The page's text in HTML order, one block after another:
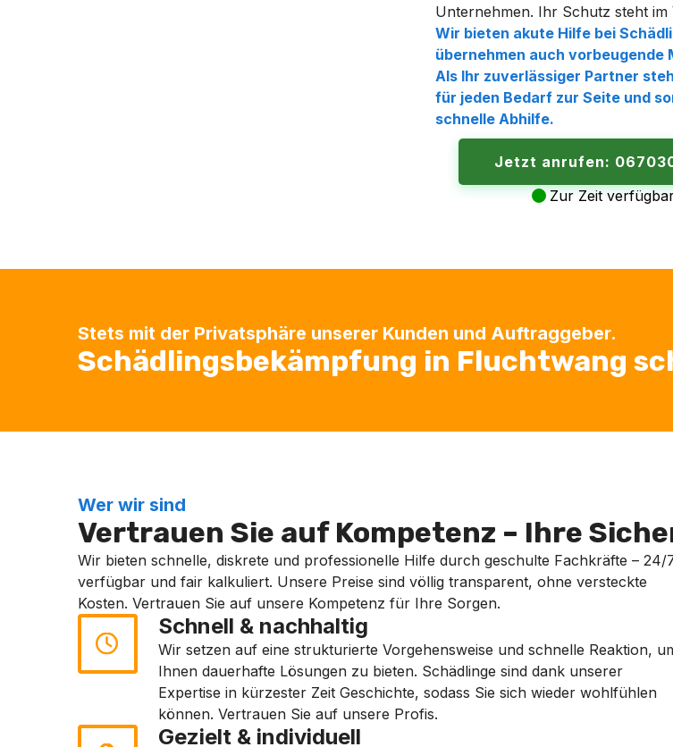
Unternehmen. Ihr Schutz steht im
Wir bieten akute Hilfe bei
übernehmen auch vorbeugende
Als Ihr zuverlässiger Partner
für jeden Bedarf zur Seite und
schnelle Abhilfe.
Jetzt anrufen:
Zur Zeit
Stets mit der Privatsphäre unserer Kunden und Auftraggeber.
Schädlingsbekämpfung in Fluchtwang
Wer wir sind
Vertrauen Sie auf Kompetenz – Ihre
Wir bieten schnelle, diskrete und professionelle Hilfe durch geschulte Fachkräfte – 24/
verfügbar und fair kalkuliert. Unsere Preise sind völlig transparent, ohne versteckte
Kosten. Vertrauen Sie auf unsere Kompetenz für Ihre Sorgen.
Schnell & nachhaltig
Wir setzen auf eine strukturierte Vorgehensweise und schnelle Reaktion,
Ihnen dauerhafte Lösungen zu bieten. Schädlinge sind dank unserer
Expertise in kürzester Zeit Geschichte, sodass Sie sich wieder wohlfühlen
können. Vertrauen Sie auf unsere Profis.
Gezielt & individuell